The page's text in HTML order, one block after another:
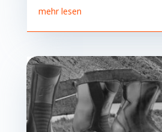
mehr lesen